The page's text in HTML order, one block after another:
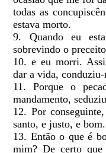
todas as
estava morto.
9. Quando eu
sobrevindo o
10. e eu morri.
dar a vida,
11. Porque o
mandamento,
12. Por
santo, e justo, e
13. Então o que é
mim? De certo